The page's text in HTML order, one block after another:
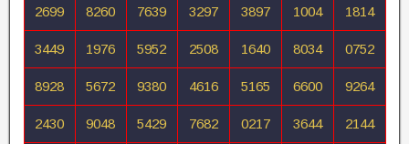
2699 8260 7639 3297 3897 1004 1814
3449 1976 5952 2508 1640 8034 0752
8928 5672 9380 4616 5165 6600 9264
2430 9048 5429 7682 0217 3644 2144